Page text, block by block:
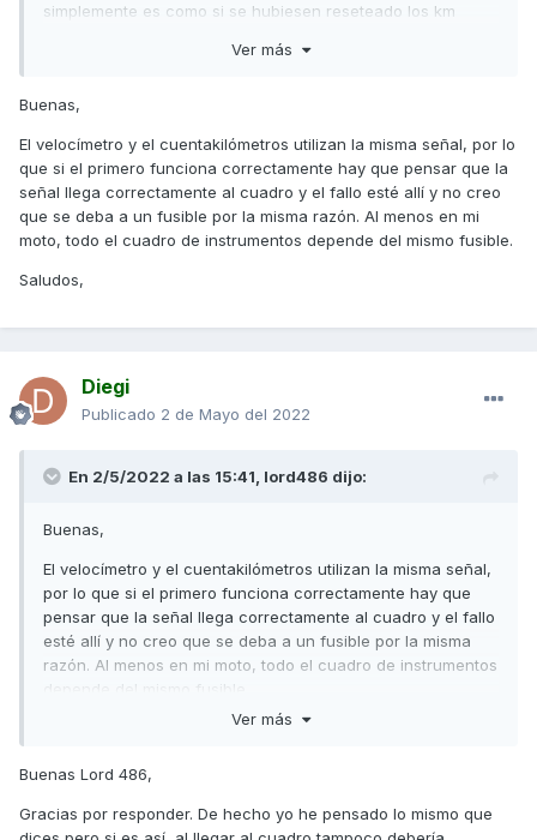
simplemente es como si se hubiesen reseteado los km
De km a millas, el reloj, trip... Nada.
Podría ser problema de algún fusible o algún cruce de
cableado tras el marcador? Pregunto antes de empezar a
abrirla para comprobar.
Gracias de antemano.
Ver más
Buenas,
El velocímetro y el cuentakilómetros utilizan la misma señal, por lo
que si el primero funciona correctamente hay que pensar que la
señal llega correctamente al cuadro y el fallo esté allí y no creo
que se deba a un fusible por la misma razón. Al menos en mi
moto, todo el cuadro de instrumentos depende del mismo fusible.
Saludos,
Diegi
Publicado 2 de Mayo del 2022
En 2/5/2022 a las 15:41, lord486 dijo:
Buenas,
El velocímetro y el cuentakilómetros utilizan la misma señal,
por lo que si el primero funciona correctamente hay que
pensar que la señal llega correctamente al cuadro y el fallo
esté allí y no creo que se deba a un fusible por la misma
razón. Al menos en mi moto, todo el cuadro de instrumentos
depende del mismo fusible.
Ver más
Buenas Lord 486,
Gracias por responder. De hecho yo he pensado lo mismo que